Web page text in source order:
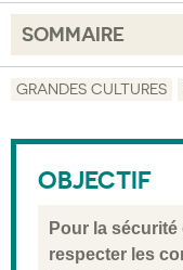
SOMMAIRE
Validation
GRANDES CULTURES
OBJECTIF
Pour la
respecter les